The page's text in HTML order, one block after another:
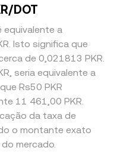
DOT
equivalente a
Isto significa que
de 0,021813 PKR.
seria equivalente a
Rs50 PKR
11 461,00 PKR.
da taxa de
o montante exato
mercado.